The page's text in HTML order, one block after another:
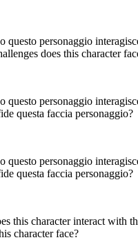
questo personaggio
does this character
questo personaggio
questa faccia personaggio?
questo personaggio
questa faccia personaggio?
this character interact with
character face?